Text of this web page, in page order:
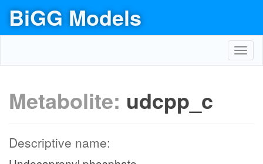
BiGG Models
Metabolite: udcpp_c
Descriptive name: